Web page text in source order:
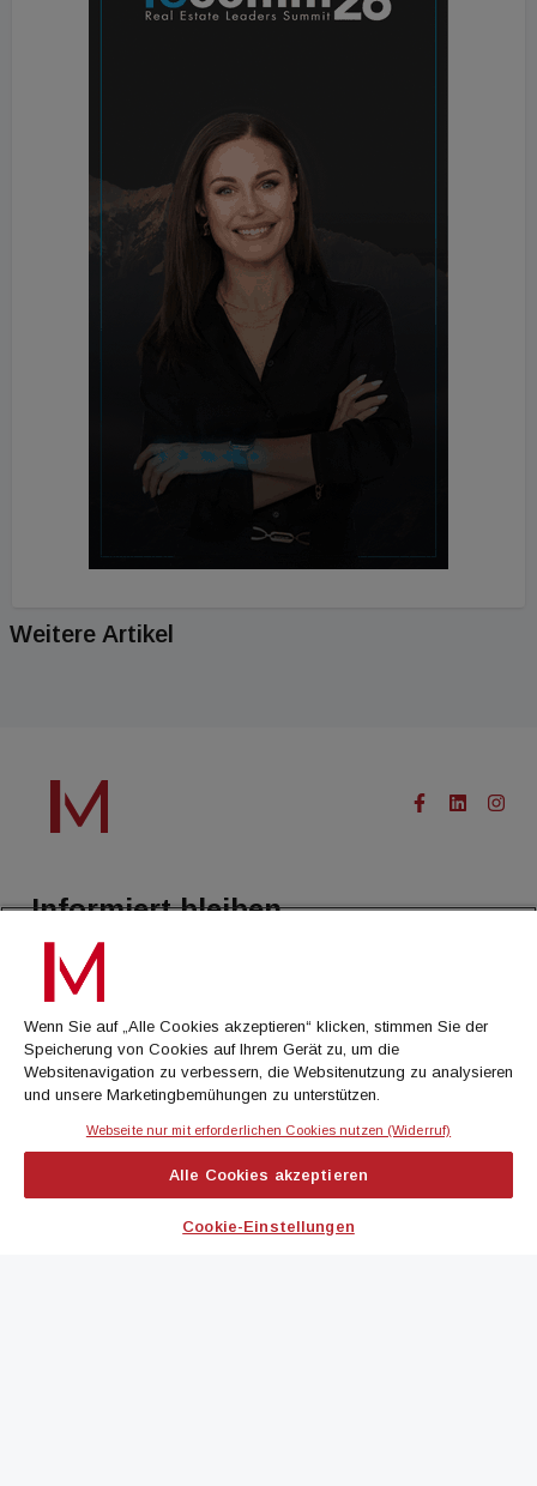
Weitere Artikel
Informiert bleiben.
Treffen Sie eine Selektion unserer Newsletter zu buildingTIMES,
immoflash, Immobilien Magazin, immo7news, immojobs, immotermin
oder dem Morgenjournal
Jetzt anmelden
Wenn Sie auf „Alle Cookies akzeptieren“ klicken, stimmen Sie der
Speicherung von Cookies auf Ihrem Gerät zu, um die
Websitenavigation zu verbessern, die Websitenutzung zu analysieren
und unsere Marketingbemühungen zu unterstützen.
Webseite nur mit erforderlichen Cookies nutzen (Widerruf)
Alle Cookies akzeptieren
Cookie-Einstellungen